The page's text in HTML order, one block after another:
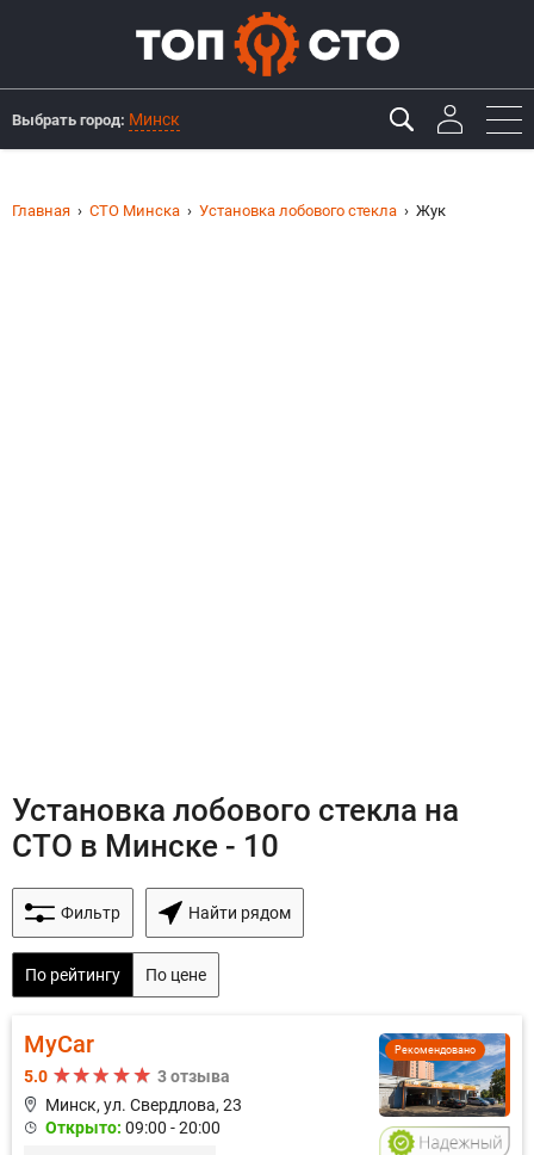
Выбрать город: Минск
Главная СТО Минска Установка лобового стекла Жук
Установка лобового стекла на
СТО в Минске - 10
Фильтр Найти рядом
По рейтингу По цене
Рекомендовано
MyCar
5.0
3 отзыва
Минск, ул. Свердлова, 23
Открыто: 09:00 - 20:00